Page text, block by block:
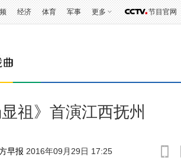
经济 体育 军事 更多 节目官网
祖》首演江西抚州
早报 2016年09月29日 17:25